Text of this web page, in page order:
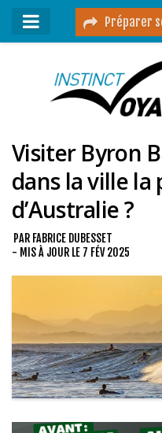
Préparer
Mon podcast
Destinations
Mes ressources pour
Guides voyages
A propos
Mon journal de bord sur
Blog voyage
Les
Podcast
Visiter Byron
dans la ville la
d’Australie ?
PAR FABRICE DUBESSET
- MIS À JOUR LE 7 FÉV 2025